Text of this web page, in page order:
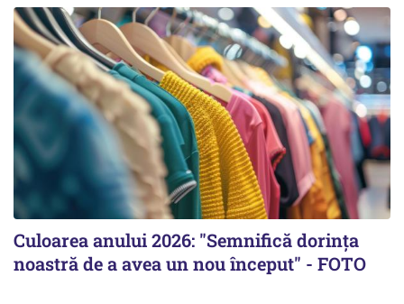
Culoarea anului 2026: "Semnifică dorința
noastră de a avea un nou început" - FOTO